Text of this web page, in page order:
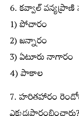
6. కవ్వాల్ వన్యప్రాణి
1) పోచారం
2) జన్నారం
3) ఏటూరు నాగారం
4) పాకాల
7. హరితహారం